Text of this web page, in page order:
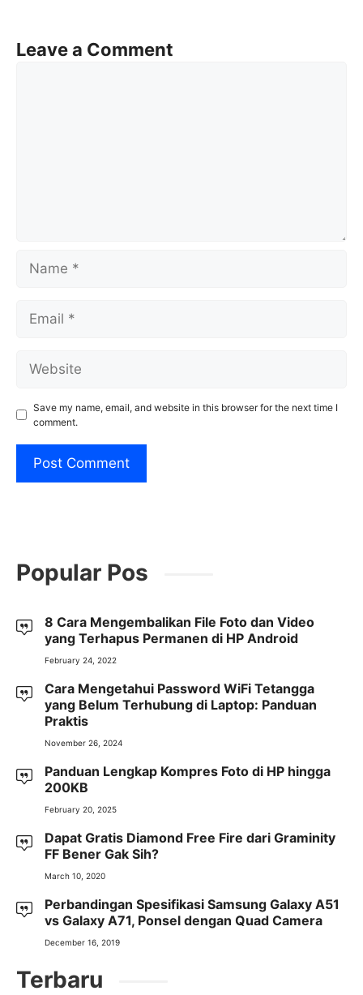
Leave a Comment
Save my name, email, and website in this browser for the next time I
comment.
Popular Pos
8 Cara Mengembalikan File Foto dan Video
yang Terhapus Permanen di HP Android
February 24, 2022
Cara Mengetahui Password WiFi Tetangga
yang Belum Terhubung di Laptop: Panduan
Praktis
November 26, 2024
Panduan Lengkap Kompres Foto di HP hingga
200KB
February 20, 2025
Dapat Gratis Diamond Free Fire dari Graminity
FF Bener Gak Sih?
March 10, 2020
Perbandingan Spesifikasi Samsung Galaxy A51
vs Galaxy A71, Ponsel dengan Quad Camera
December 16, 2019
Terbaru